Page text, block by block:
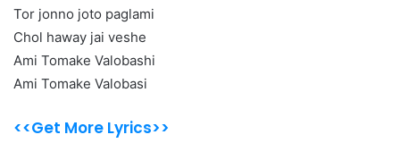
Tor jonno joto paglami
Chol haway jai veshe
Ami Tomake Valobashi
Ami Tomake Valobasi
<<Get More Lyrics>>